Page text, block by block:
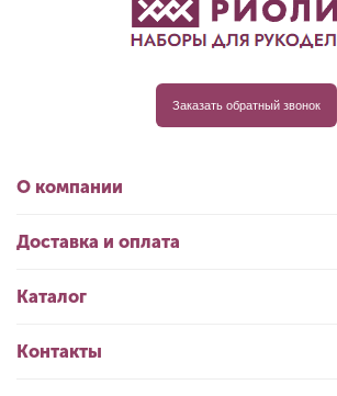
Заказать обратный звонок
О компании
Доставка и оплата
Каталог
Контакты